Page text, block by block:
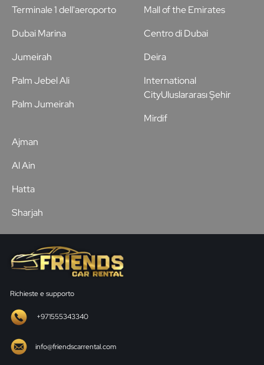
Terminale 1 dell'aeroporto
Mall of the Emirates
Dubai Marina
Jumeirah
Palm Jebel Ali
Palm Jumeirah
Centro di Dubai
Deira
International
CityUluslararası Şehir
Mirdif
Ajman
Al Ain
Hatta
Sharjah
Richieste e supporto
+971555343340
info@friendscarrental.com